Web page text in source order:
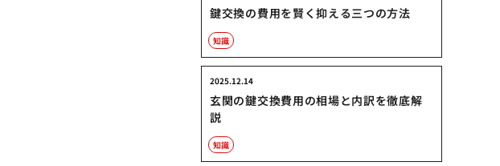
鍵交換の費用を賢く抑える三つの方法
知識
玄関の鍵交換費用の相場と内訳を徹底解
説
2025.12.14
知識